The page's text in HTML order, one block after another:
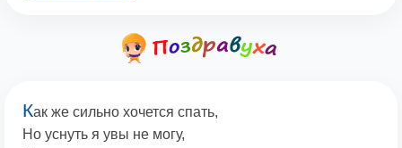
Как же сильно хочется спать,
Но уснуть я увы не могу,